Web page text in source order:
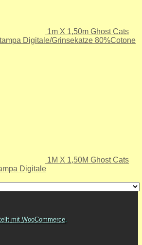
1m X 1,50m Ghost Cats
Digitale/Grinsekatze 80%Cotone
1M X 1,50M Ghost Cats
Digitale
mit WooCommerce.